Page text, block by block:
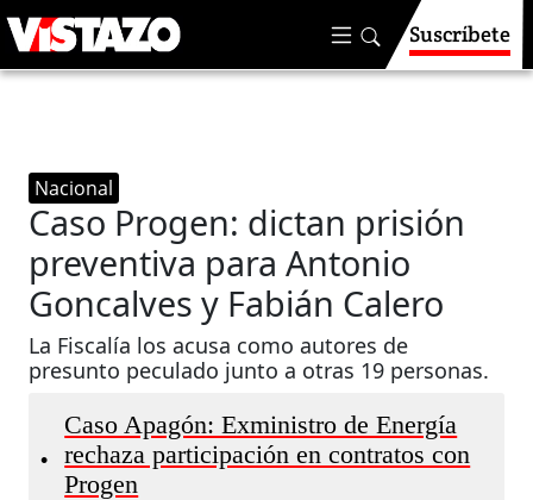
Suscríbete
Nacional
Caso Progen: dictan prisión
preventiva para Antonio
Goncalves y Fabián Calero
La Fiscalía los acusa como autores de
presunto peculado junto a otras 19 personas.
•
Caso Apagón: Exministro de Energía
rechaza participación en contratos con
Progen